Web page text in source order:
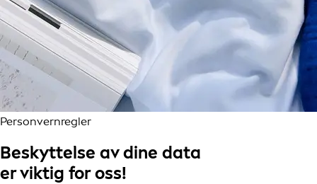
Personvernregler
Beskyttelse av dine data
er viktig for oss!